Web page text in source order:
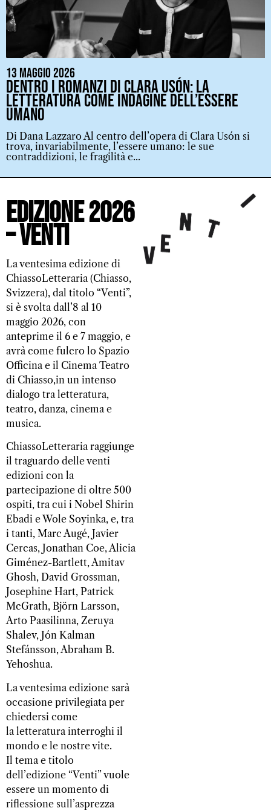
13 Maggio 2026
Dentro i romanzi di Clara Usón: la
letteratura come indagine dell’essere
umano
Di Dana Lazzaro Al centro dell’opera di Clara Usón si
trova, invariabilmente, l’essere umano: le sue
contraddizioni, le fragilità e...
Edizione 2026
– VENTI
La ventesima edizione di
ChiassoLetteraria (Chiasso,
Svizzera), dal titolo “Venti”,
si è svolta dall’8 al 10
maggio 2026, con
anteprime il 6 e 7 maggio, e
avrà come fulcro lo Spazio
Officina e il Cinema Teatro
di Chiasso,in un intenso
dialogo tra letteratura,
teatro, danza, cinema e
musica.
ChiassoLetteraria raggiunge
il traguardo delle venti
edizioni con la
partecipazione di oltre 500
ospiti, tra cui i Nobel Shirin
Ebadi e Wole Soyinka, e, tra
i tanti, Marc Augé, Javier
Cercas, Jonathan Coe, Alicia
Giménez-Bartlett, Amitav
Ghosh, David Grossman,
Josephine Hart, Patrick
McGrath, Björn Larsson,
Arto Paasilinna, Zeruya
Shalev, Jón Kalman
Stefánsson, Abraham B.
Yehoshua.
La ventesima edizione sarà
occasione privilegiata per
chiedersi come
la letteratura interroghi il
mondo e le nostre vite.
Il tema e titolo
dell’edizione “Venti” vuole
essere un momento di
riflessione sull’asprezza